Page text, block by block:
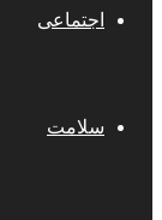
اجتماعی
سلامت